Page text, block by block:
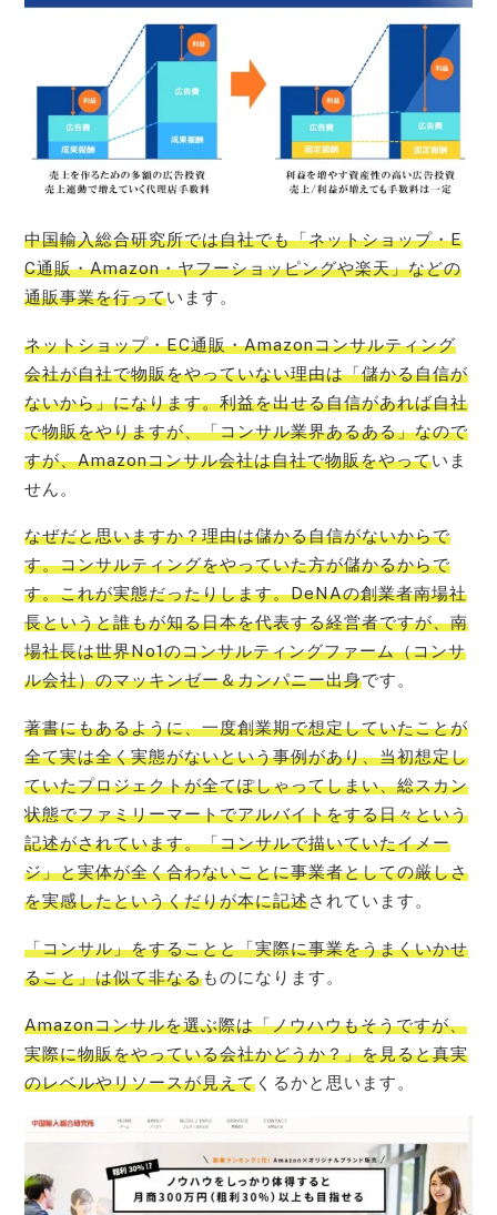
中国輸入総合研究所では自社でも「ネットショップ・E
C通販・Amazon・ヤフーショッピングや楽天」などの
通販事業を行っています。
ネットショップ・EC通販・Amazonコンサルティング
会社が自社で物販をやっていない理由は「儲かる自信が
ないから」になります。利益を出せる自信があれば自社
で物販をやりますが、「コンサル業界あるある」なので
すが、Amazonコンサル会社は自社で物販をやっていま
せん。
なぜだと思いますか？理由は儲かる自信がないからで
す。コンサルティングをやっていた方が儲かるからで
す。これが実態だったりします。DeNAの創業者南場社
長というと誰もが知る日本を代表する経営者ですが、南
場社長は世界No1のコンサルティングファーム（コンサ
ル会社）のマッキンゼー＆カンパニー出身です。
著書にもあるように、一度創業期で想定していたことが
全て実は全く実態がないという事例があり、当初想定し
ていたプロジェクトが全てぽしゃってしまい、総スカン
状態でファミリーマートでアルバイトをする日々という
記述がされています。「コンサルで描いていたイメー
ジ」と実体が全く合わないことに事業者としての厳しさ
を実感したというくだりが本に記述されています。
「コンサル」をすることと「実際に事業をうまくいかせ
ること」は似て非なるものになります。
Amazonコンサルを選ぶ際は「ノウハウもそうですが、
実際に物販をやっている会社かどうか？」を見ると真実
のレベルやリソースが見えて くるかと思います。